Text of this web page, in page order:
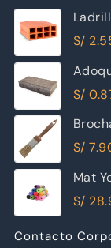
S/
S/
S/
Mat
S/
Contacto